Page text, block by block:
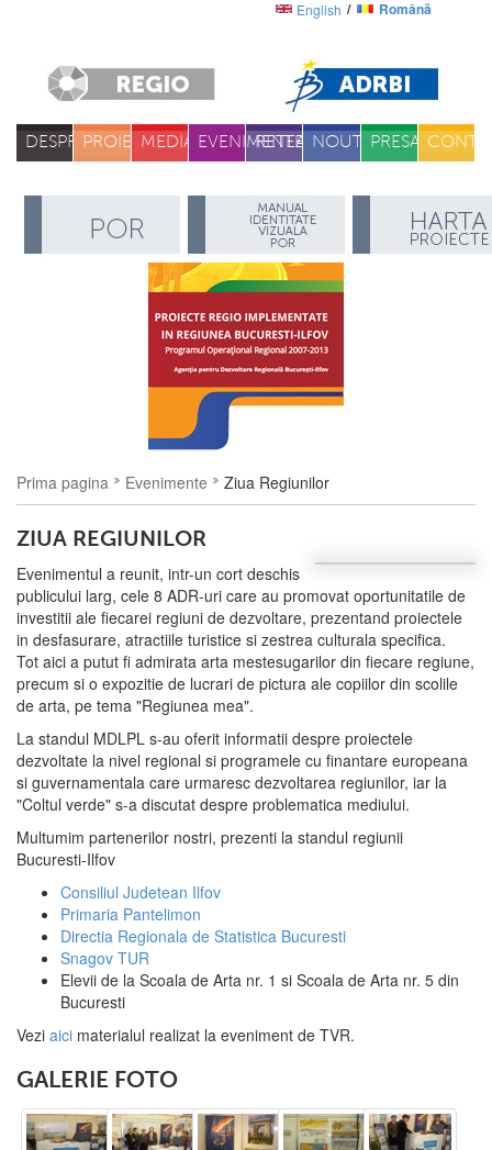
English Română
DESPREPROIECTEMEDIA EVENIMENTE
RETEA NOUTATIPRESA
Prima pagina Evenimente Ziua Regiunilor
ZIUA REGIUNILOR
Evenimentul a reunit, intr-un cort deschis
publicului larg, cele 8 ADR-uri care au promovat oportunitatile de
investitii ale fiecarei regiuni de dezvoltare, prezentand proiectele
in desfasurare, atractiile turistice si zestrea culturala specifica.
Tot aici a putut fi admirata arta mestesugarilor din fiecare regiune,
precum si o expozitie de lucrari de pictura ale copiilor din scolile
de arta, pe tema "Regiunea mea".
La standul MDLPL s-au oferit informatii despre proiectele
dezvoltate la nivel regional si programele cu finantare europeana
si guvernamentala care urmaresc dezvoltarea regiunilor, iar la
"Coltul verde" s-a discutat despre problematica mediului.
Multumim partenerilor nostri, prezenti la standul regiunii
Bucuresti-Ilfov
Consiliul Judetean Ilfov
Primaria Pantelimon
Directia Regionala de Statistica Bucuresti
Snagov TUR
Elevii de la Scoala de Arta nr. 1 si Scoala de Arta nr. 5 din
Bucuresti
Vezi aici materialul realizat la eveniment de TVR.
GALERIE FOTO